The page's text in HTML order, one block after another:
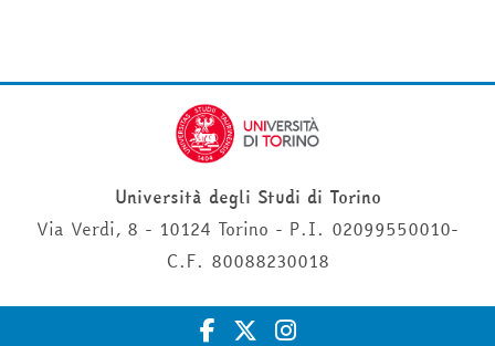
Università degli Studi di Torino
Via Verdi, 8 - 10124 Torino - P.I. 02099550010-
C.F. 80088230018